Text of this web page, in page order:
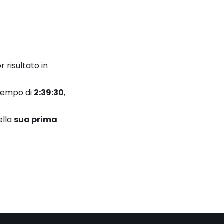
risultato in
di 2:39:30,
sua prima